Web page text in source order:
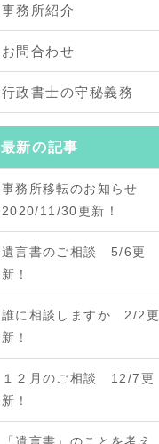
事務所紹介
お問合わせ
行政書士の守秘義務
最新の記事
事務所移転のお知らせ
2020/11/30更新！
遺言書のご相談 5/6更
新！
誰に相談しますか 2/2更
新！
１２月のご相談 12/7更
新！